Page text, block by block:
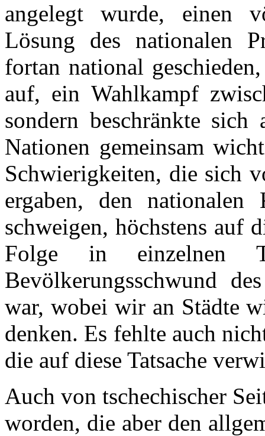
angelegt wurde, einen
Lösung des nationalen
fortan national
auf, ein Wahlkampf
sondern beschränkte
Nationen gemeinsam
Schwierigkeiten, die sich
ergaben, den
schweigen, höchstens auf
Folge in einzelnen
Bevölkerungsschwund
war, wobei wir an Städte
denken. Es fehlte auch
die auf diese Tatsache
Auch von tschechischer
worden, die aber den